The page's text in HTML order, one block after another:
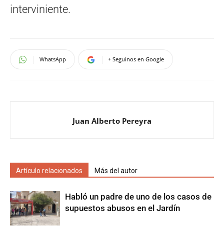
interviniente.
WhatsApp + Seguinos en Google
Juan Alberto Pereyra
Artículo relacionados Más del autor
Habló un padre de uno de los casos de
supuestos abusos en el Jardín